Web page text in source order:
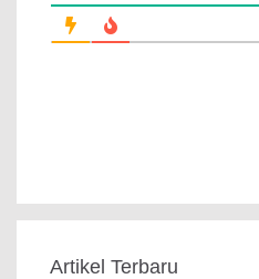
Artikel Terbaru